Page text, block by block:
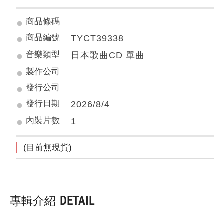
商品條碼
商品編號
TYCT39338
音樂類型 日本歌曲CD 單曲
製作公司
發行公司
發行日期
2026/8/4
內裝片數 1
(目前無現貨)
專輯介紹 DETAIL